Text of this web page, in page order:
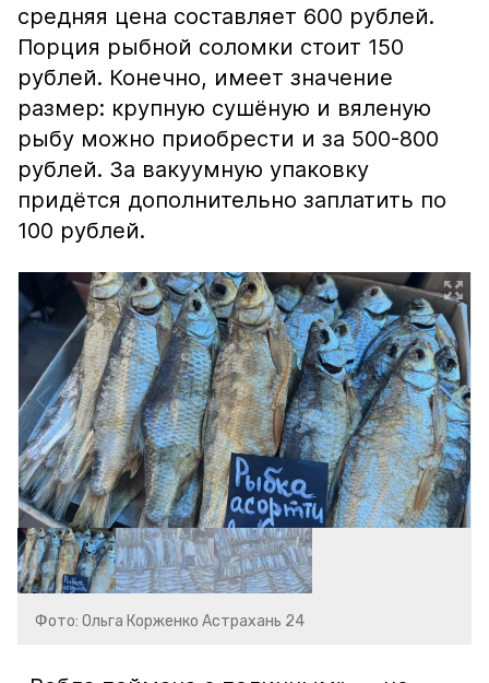
средняя цена составляет 600 рублей.
Порция рыбной соломки стоит 150
рублей. Конечно, имеет значение
размер: крупную сушёную и вяленую
рыбу можно приобрести и за 500-800
рублей. За вакуумную упаковку
придётся дополнительно заплатить по
100 рублей.
Фото: Ольга Корженко Астрахань 24